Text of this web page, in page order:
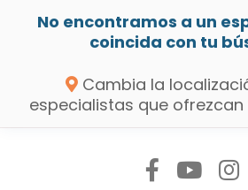
No encontramos a un
coincida con tu
Cambia la
especialistas que